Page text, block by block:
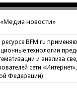
новости»
BFM.ru
технологии
и анализа
сети
Федерации)